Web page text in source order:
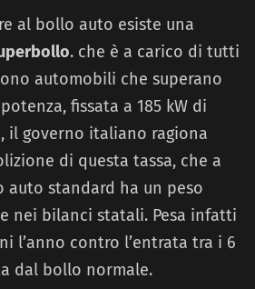
al bollo auto esiste una
. che è a carico di tutti
automobili che superano
fissata a 185 kW di
il governo italiano ragiona
di questa tassa, che a
auto standard ha un peso
nei bilanci statali. Pesa infatti
l’anno contro l’entrata tra i 6
dal bollo normale.